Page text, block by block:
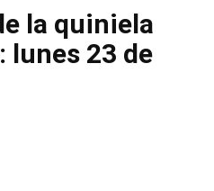
la quiniela
lunes 23 de